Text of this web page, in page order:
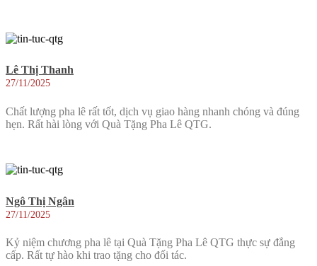
Lê Thị Thanh
27/11/2025
Chất lượng pha lê rất tốt, dịch vụ giao hàng nhanh chóng và đúng
hẹn. Rất hài lòng với Quà Tặng Pha Lê QTG.
Ngô Thị Ngân
27/11/2025
Kỷ niệm chương pha lê tại Quà Tặng Pha Lê QTG thực sự đẳng
cấp. Rất tự hào khi trao tặng cho đối tác.